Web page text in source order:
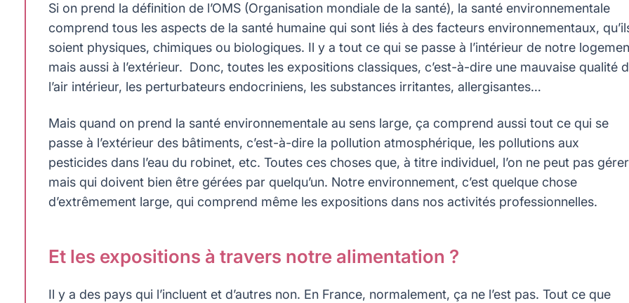
Si on prend la définition de l’OMS (Organisation mondiale de la santé), la santé environnementale
comprend tous les aspects de la santé humaine qui sont liés à des facteurs environnementaux,
soient physiques, chimiques ou biologiques. Il y a tout ce qui se passe à l’intérieur de notre
mais aussi à l’extérieur. Donc, toutes les expositions classiques, c’est-à-dire une mauvaise qualité
l’air intérieur, les perturbateurs endocriniens, les substances irritantes, allergisantes…
Mais quand on prend la santé environnementale au sens large, ça comprend aussi tout ce qui se
passe à l’extérieur des bâtiments, c’est-à-dire la pollution atmosphérique, les pollutions aux
pesticides dans l’eau du robinet, etc. Toutes ces choses que, à titre individuel, l’on ne peut pas
mais qui doivent bien être gérées par quelqu’un. Notre environnement, c’est quelque chose
d’extrêmement large, qui comprend même les expositions dans nos activités professionnelles.
Et les expositions à travers notre alimentation ?
Il y a des pays qui l’incluent et d’autres non. En France, normalement, ça ne l’est pas. Tout ce que